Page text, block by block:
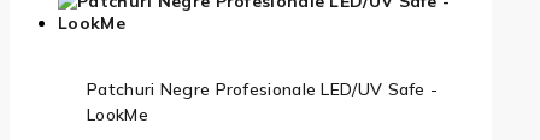
Patchuri Negre Profesionale LED/UV Safe -
LookMe